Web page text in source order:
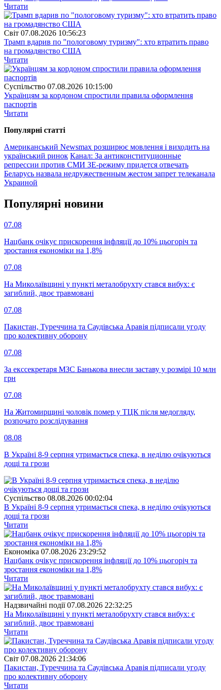
Читати
Свiт 07.08.2026 10:56:23
Трамп вдарив по "пологовому туризму": хто втратить право
на громадянство США
Читати
Суспiльство 07.08.2026 10:15:00
Українцям за кордоном спростили правила оформлення
паспортів
Читати
Популярнi статтi
Американський Newsmax розширює мовлення і виходить на
український ринок Канал: За антиконституционные
репрессии против СМИ ЗЕ-режиму придется отвечать
Беларусь назвала недружественным жестом запрет телеканала
Украиной
Популярнi новини
07.08
Нацбанк очікує прискорення інфляції до 10% цьогоріч та
зростання економіки на 1,8%
07.08
На Миколаївщині у пункті металобрухту стався вибух: є
загиблий, двоє травмовані
07.08
Пакистан, Туреччина та Саудівська Аравія підписали угоду
про колективну оборону
07.08
За екссекретаря МЗС Банькова внесли заставу у розмірі 10 млн
грн
07.08
На Житомирщині чоловік помер у ТЦК після медогляду,
розпочато розслідування
08.08
В Україні 8-9 серпня утримається спека, в неділю очікуються
дощі та грози
Суспiльство 08.08.2026 00:02:04
В Україні 8-9 серпня утримається спека, в неділю очікуються
дощі та грози
Читати
Економіка 07.08.2026 23:29:52
Нацбанк очікує прискорення інфляції до 10% цьогоріч та
зростання економіки на 1,8%
Читати
Надзвичайні події 07.08.2026 22:32:25
На Миколаївщині у пункті металобрухту стався вибух: є
загиблий, двоє травмовані
Читати
Свiт 07.08.2026 21:34:06
Пакистан, Туреччина та Саудівська Аравія підписали угоду
про колективну оборону
Читати